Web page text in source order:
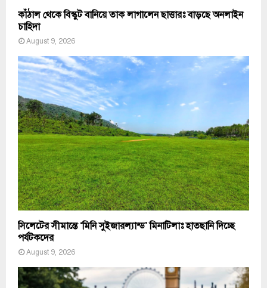
কাঁঠাল থেকে বিস্কুট বানিয়ে তাক লাগালেন ছাত্তারঃ বাড়ছে অনলাইন
চাহিদা
August 9, 2026
সিলেটের সীমান্তে ‘মিনি সুইজারল্যান্ড’ মিনাটিলাঃ হাতছানি দিচ্ছে
পর্যটকদের
August 9, 2026